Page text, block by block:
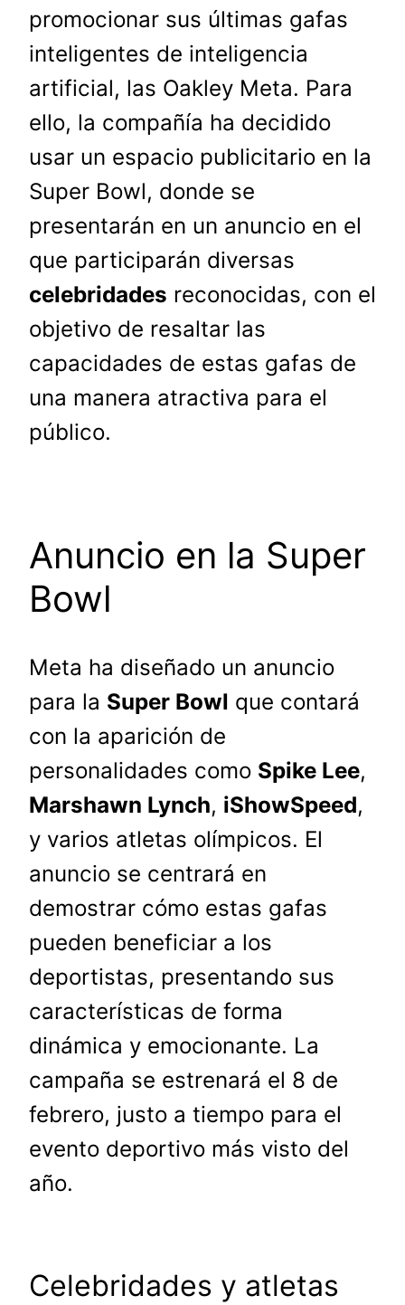
promocionar sus últimas gafas
inteligentes de inteligencia
artificial, las Oakley Meta. Para
ello, la compañía ha decidido
usar un espacio publicitario en la
Super Bowl, donde se
presentarán en un anuncio en el
que participarán diversas
celebridades reconocidas, con el
objetivo de resaltar las
capacidades de estas gafas de
una manera atractiva para el
público.
Anuncio en la Super
Bowl
Meta ha diseñado un anuncio
para la Super Bowl que contará
con la aparición de
personalidades como Spike Lee,
Marshawn Lynch, iShowSpeed,
y varios atletas olímpicos. El
anuncio se centrará en
demostrar cómo estas gafas
pueden beneficiar a los
deportistas, presentando sus
características de forma
dinámica y emocionante. La
campaña se estrenará el 8 de
febrero, justo a tiempo para el
evento deportivo más visto del
año.
Celebridades y atletas